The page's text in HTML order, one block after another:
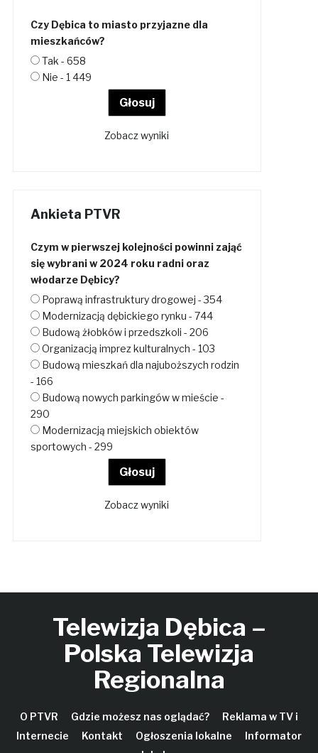
Czy Dębica to miasto przyjazne dla
mieszkańców?
Tak - 658
Nie - 1 449
Zobacz wyniki
Ankieta PTVR
Czym w pierwszej kolejności powinni zająć
się wybrani w 2024 roku radni oraz
włodarze Dębicy?
Poprawą infrastruktury drogowej - 354
Modernizacją dębickiego rynku - 744
Budową żłobków i przedszkoli - 206
Organizacją imprez kulturalnych - 103
Budową mieszkań dla najuboższych rodzin
- 166
Budową nowych parkingów w mieście -
290
Modernizacją miejskich obiektów
sportowych - 299
Zobacz wyniki
Telewizja Dębica –
Polska Telewizja
Regionalna
O PTVR Gdzie możesz nas oglądać?
Reklama w TV i
Internecie
Kontakt Ogłoszenia lokalne
Informator